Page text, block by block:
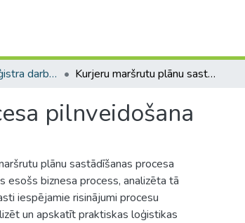
Bakalaura un maģistra darbi (ESZF) / Bachelor's and Master's theses Kurjeru maršrutu plānu sastādīšanas procesa pilnveidošana
pilnveidošana
plānu sastādīšanas procesa
esošs biznesa process, analizēta tā
iespējamie risinājumi procesu
un apskatīt praktiskas loģistikas